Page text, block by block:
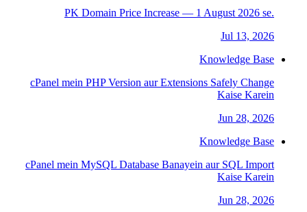
.PK Domain Price Increase — 1 August 2026 se
Jul 13, 2026
Knowledge Base
cPanel mein PHP Version aur Extensions Safely Change
Kaise Karein
Jun 28, 2026
Knowledge Base
cPanel mein MySQL Database Banayein aur SQL Import
Kaise Karein
Jun 28, 2026